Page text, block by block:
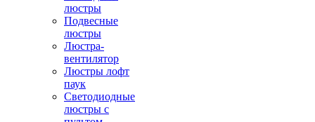
люстры
Подвесные
люстры
Люстра-
вентилятор
Люстры лофт
паук
Светодиодные
люстры с